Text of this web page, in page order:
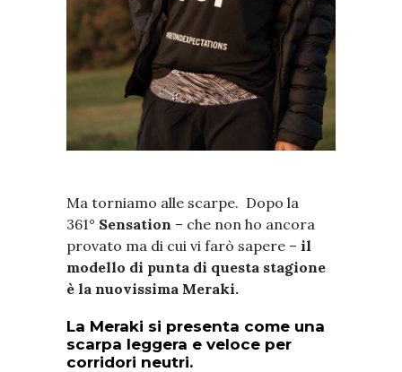
Ma torniamo alle scarpe. Dopo la
361° Sensation – che non ho ancora
provato ma di cui vi farò sapere – il
modello di punta di questa stagione
è la nuovissima Meraki.
La Meraki si presenta come una
scarpa leggera e veloce per
corridori neutri.